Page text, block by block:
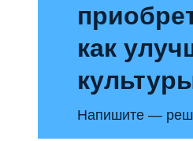
как
Напишите —